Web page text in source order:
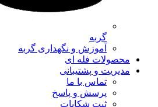
گربه
آموزش و نگهداری گربه
محصولات فله ای
مدیریت و پشتیبانی
تماس با ما
پرسش و پاسخ
ثبت شکایات